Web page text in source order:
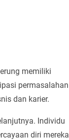
memiliki
permasalahan
dan karier.
Individu
diri mereka